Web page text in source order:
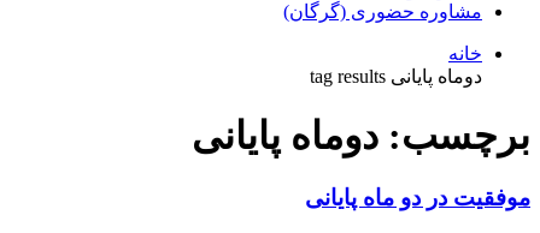
مشاوره حضوری (گرگان)
خانه
دوماه پایانی tag results
برچسب: دوماه پایانی
موفقیت در دو ماه پایانی